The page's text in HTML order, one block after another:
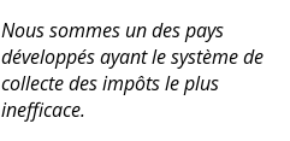
Nous sommes un des pays
développés ayant le système de
collecte des impôts le plus
inefficace.